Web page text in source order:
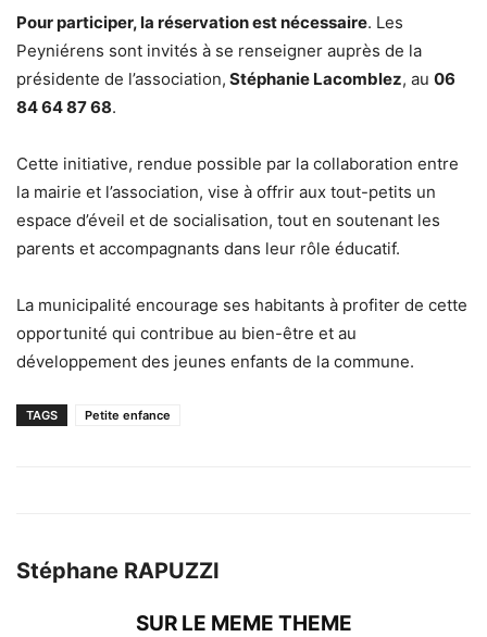
Pour participer, la réservation est nécessaire. Les
Peyniérens sont invités à se renseigner auprès de la
présidente de l’association, Stéphanie Lacomblez, au 06
84 64 87 68.
Cette initiative, rendue possible par la collaboration entre
la mairie et l’association, vise à offrir aux tout-petits un
espace d’éveil et de socialisation, tout en soutenant les
parents et accompagnants dans leur rôle éducatif.
La municipalité encourage ses habitants à profiter de cette
opportunité qui contribue au bien-être et au
développement des jeunes enfants de la commune.
TAGS Petite enfance
Stéphane RAPUZZI
SUR LE MEME THEME